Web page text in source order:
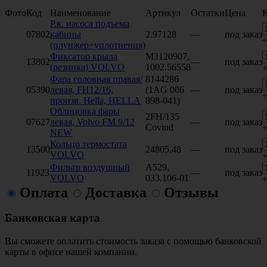
ФотоКод Наименование Артикул ОстаткиЦена
07802
Р.к. насоса подъема
кабины
(плунжер+уплотнения)
2.97128 — под заказ
+
13802
Фиксатор крыла
(резинка) VOLVO
M3120907,
1002.56558
— под заказ
+
05390
Фара головная правая/
левая, FH12/16,
произв. Hella, HELLA
8144286
(1AG 006
898-041)
— под заказ
+
07627
Облицовка фары
левая, Volvo FM 9/12
NEW
2FH/135
Covind
— под заказ
+
13500
Кольцо термостата
VOLVO
24805.48 — под заказ
+
11923
Фильтр воздушный
VOLVO
A529,
033.106-01
— под заказ
+
Оплата Доставка Отзывы
Банковская карта
Вы сможете оплатить стоимость заказа с помощью банковской
карты в офисе нашей компании.